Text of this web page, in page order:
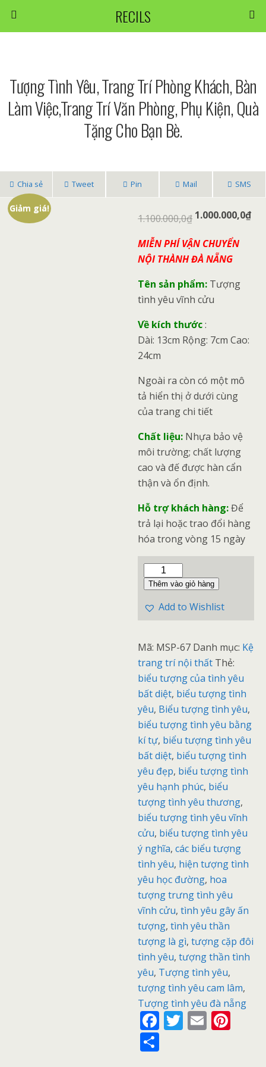
RECILS
Tượng Tình Yêu, Trang Trí Phòng Khách, Bàn
Làm Việc,trang Trí Văn Phòng, Phụ Kiện, Quà
Tặng Cho Bạn Bè.
Chia sẻ Tweet Pin Mail SMS
Giảm giá!
1.100.000,0₫ 1.000.000,0₫
MIỄN PHÍ VẬN CHUYỂN
NỘI THÀNH ĐÀ NẴNG
Tên sản phẩm: Tượng
tình yêu vĩnh cửu
Về kích thước:
Dài: 13cm Rộng: 7cm Cao:
24cm
Ngoài ra còn có một mô
tả hiển thị ở dưới cùng
của trang chi tiết
Chất liệu: Nhựa bảo vệ
môi trường; chất lượng
cao và đế được hàn cẩn
thận và ổn định.
Hỗ trợ khách hàng:Để
trả lại hoặc trao đổi hàng
hóa trong vòng 15 ngày
Thêm vào giỏ hàng
Add to Wishlist
Mã: MSP-67 Danh mục: Kệ
trang trí nội thất Thẻ:
biểu tượng của tình yêu
bất diệt, biểu tượng tình
yêu, Biểu tượng tình yêu,
biểu tượng tình yêu bằng
kí tự, biểu tượng tình yêu
bất diệt, biểu tượng tình
yêu đẹp, biểu tượng tình
yêu hạnh phúc, biểu
tượng tình yêu thương,
biểu tượng tình yêu vĩnh
cửu, biểu tượng tình yêu
ý nghĩa,các biểu tượng
tình yêu, hiện tượng tình
yêu học đường, hoa
tượng trưng tình yêu
vĩnh cửu,tình yêu gây ấn
tượng,tình yêu thần
tượng là gì,tượng cặp đôi
tình yêu,tượng thần tình
yêu, Tượng tình yêu,
tượng tình yêu cam lâm,
Tượng tình yêu đà nẵng
F T E